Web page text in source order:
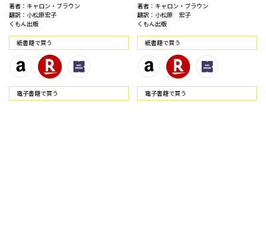
著者：キャロン・ブラウン
翻訳：小松原宏子
くもん出版
紙書籍で買う
電⼦書籍で買う
著者：キャロン・ブラウン
翻訳：小松原 宏子
くもん出版
紙書籍で買う
電⼦書籍で買う